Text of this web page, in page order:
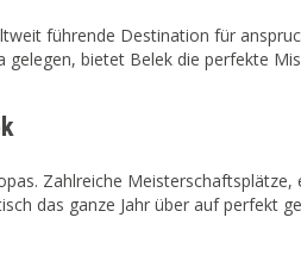
führende Destination für
bietet Belek die perfekte
Zahlreiche
das ganze Jahr über auf perfekt